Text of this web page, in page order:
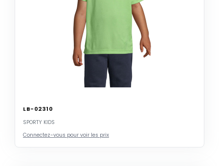
LB-02310
SPORTY KIDS
Connectez-vous pour voir les prix